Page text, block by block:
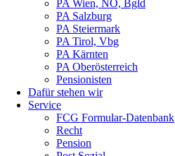
PA Wien, NÖ, Bgld
PA Salzburg
PA Steiermark
PA Tirol, Vbg
PA Kärnten
PA Oberösterreich
Pensionisten
Dafür stehen wir
Service
FCG Formular-Datenbank
Recht
Pension